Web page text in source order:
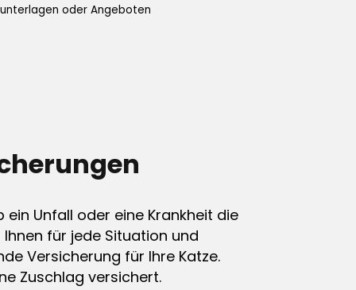
oder Angeboten
Unfall oder eine Krankheit die
für jede Situation und
Versicherung für Ihre Katze.
Zuschlag versichert.